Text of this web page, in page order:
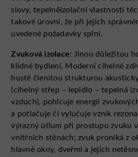
slovy, tepelněizolační vlastnosti
takové úrovni, že při jejich
uvedené požadavky splní.
Zvuková izolace: Jinou důležitou
klidné bydlení. Moderní cihelné
hustě členitou strukturou
(cihelný střep – lepidlo – tepelná
vzduch), pohlcuje energii
a potlačuje či vylučuje vznik
výrazný útlum při prostupu zvuku
vnitřních stěnách; zvuk proniká z
hlavně okny, dveřmi a jejich